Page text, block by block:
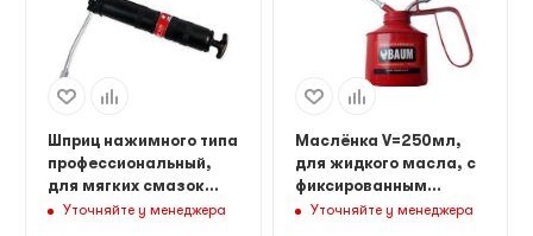
Шприц нажимного типа
профессиональный,
для мягких смазок
450мл.
Уточняйте у менеджера
Маслёнка V=250мл,
для жидкого масла, с
фиксированным
носиком
Уточняйте у менеджера